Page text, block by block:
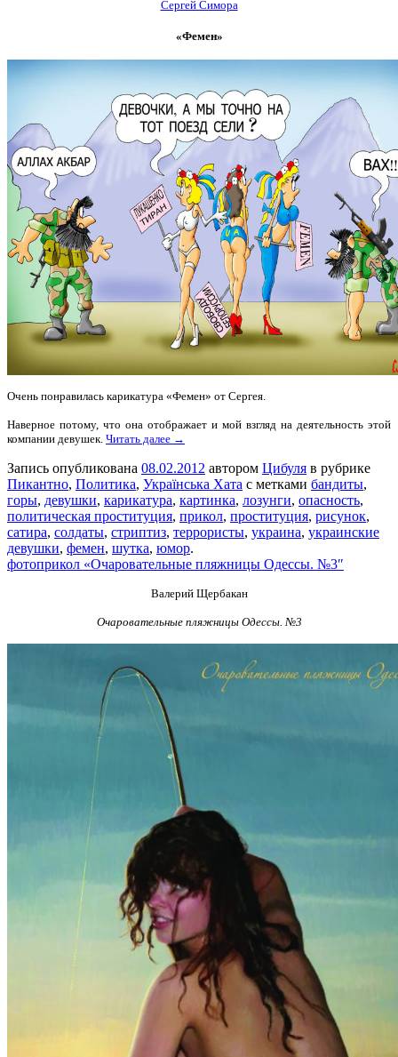
Сергей Симора
«Фемен»
Очень понравилась карикатура «Фемен» от Сергея.
Наверное потому, что она отображает и мой взгляд на деятельность этой
компании девушек. Читать далее →
Запись опубликована 08.02.2012 автором Цибуля в рубрике
Пикантно, Политика, Українська Хата с метками бандиты,
горы, девушки, карикатура, картинка, лозунги, опасность,
политическая проституция, прикол, проституция, рисунок,
сатира, солдаты, стриптиз, террористы, украина, украинские
девушки, фемен, шутка, юмор.
фотоприкол «Очаровательные пляжницы Одессы. №3″
Валерий Щербакан
Очаровательные пляжницы Одессы. №3